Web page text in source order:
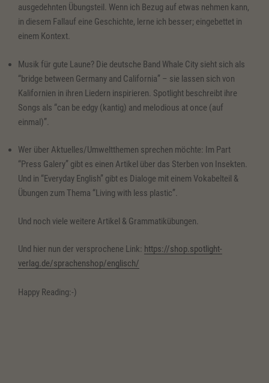
ausgedehnten Übungsteil. Wenn ich Bezug auf etwas nehmen kann,
in diesem Fallauf eine Geschichte, lerne ich besser; eingebettet in
einem Kontext.
Musik für gute Laune? Die deutsche Band Whale City sieht sich als
“bridge between Germany and California” – sie lassen sich von
Kalifornien in ihren Liedern inspirieren. Spotlight beschreibt ihre
Songs als “can be edgy (kantig) and melodious at once (auf
einmal)”.
Wer über Aktuelles/Umweltthemen sprechen möchte: Im Part
“Press Galery” gibt es einen Artikel über das Sterben von Insekten.
Und in “Everyday English” gibt es Dialoge mit einem Vokabelteil &
Übungen zum Thema “Living with less plastic”.
Und noch viele weitere Artikel & Grammatikübungen.
Und hier nun der versprochene Link: https://shop.spotlight-
verlag.de/sprachenshop/englisch/
Happy Reading:-)